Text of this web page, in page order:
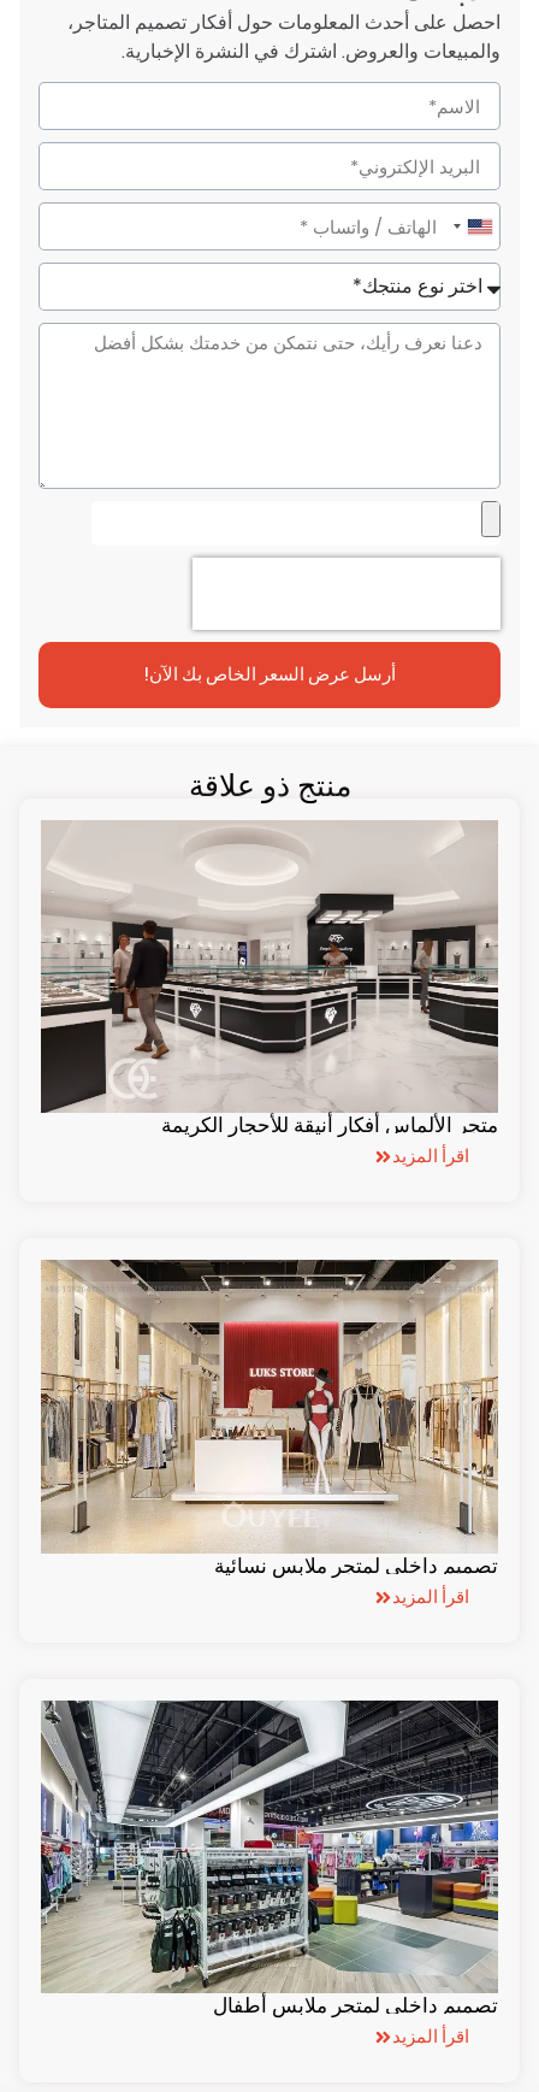
احصل على أحدث المعلومات حول أفكار تصميم المتاجر،
والمبيعات والعروض. اشترك في النشرة الإخبارية.
United
States
+1
أرسل عرض السعر الخاص بك الآن!
منتج ذو علاقة
متجر الألماس أفكار أنيقة للأحجار الكريمة
اقرأ المزيد
تصميم داخلي لمتجر ملابس نسائية
اقرأ المزيد
تصميم داخلي لمتجر ملابس أطفال
اقرأ المزيد